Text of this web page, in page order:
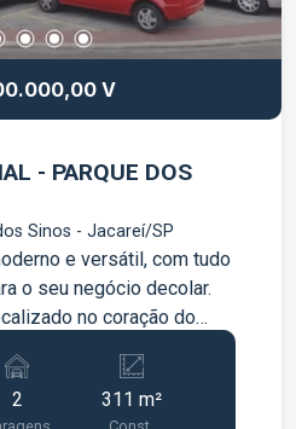
V
- PARQUE DOS
Sinos - Jacareí/SP
e versátil, com tudo
o seu negócio decolar.
no coração do
3 pontos comerciais e
com um design clean e
Imóvel: São 3
2 311 m²